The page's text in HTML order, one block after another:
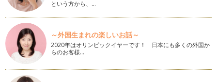
言葉をストックしてみませんか
先日小学校低学年を担当する先生のお話を伺うことができまし
た。その先生のクラスは、宿題に必ず…
憧れママの共通点
今年も間もなく終わりますね。1年間、マナーという切り口か
らお話しできて、とても嬉しい時間で…
という方から、…
～外国生まれの楽しいお話～
2020年はオリンピックイヤーです！ 日本にも多くの外国か
らのお客様…